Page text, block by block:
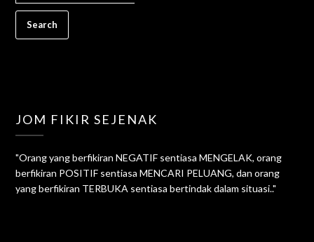
JOM FIKIR SEJENAK
"Orang yang berfikiran NEGATIF sentiasa MENGELAK, orang
berfikiran POSITIF sentiasa MENCARI PELUANG, dan orang
yang berfikiran TERBUKA sentiasa bertindak dalam situasi.."